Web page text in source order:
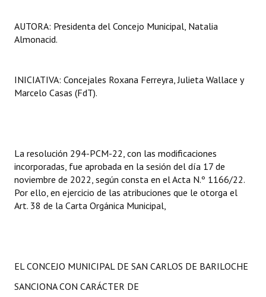
AUTORA: Presidenta del Concejo Municipal, Natalia
Almonacid.
INICIATIVA: Concejales Roxana Ferreyra, Julieta Wallace y
Marcelo Casas (FdT).
La resolución 294-PCM-22, con las modificaciones
incorporadas, fue aprobada en la sesión del día 17 de
noviembre de 2022, según consta en el Acta N.º 1166/22.
Por ello, en ejercicio de las atribuciones que le otorga el
Art. 38 de la Carta Orgánica Municipal,
EL CONCEJO MUNICIPAL DE SAN CARLOS DE BARILOCHE
SANCIONA CON CARÁCTER DE